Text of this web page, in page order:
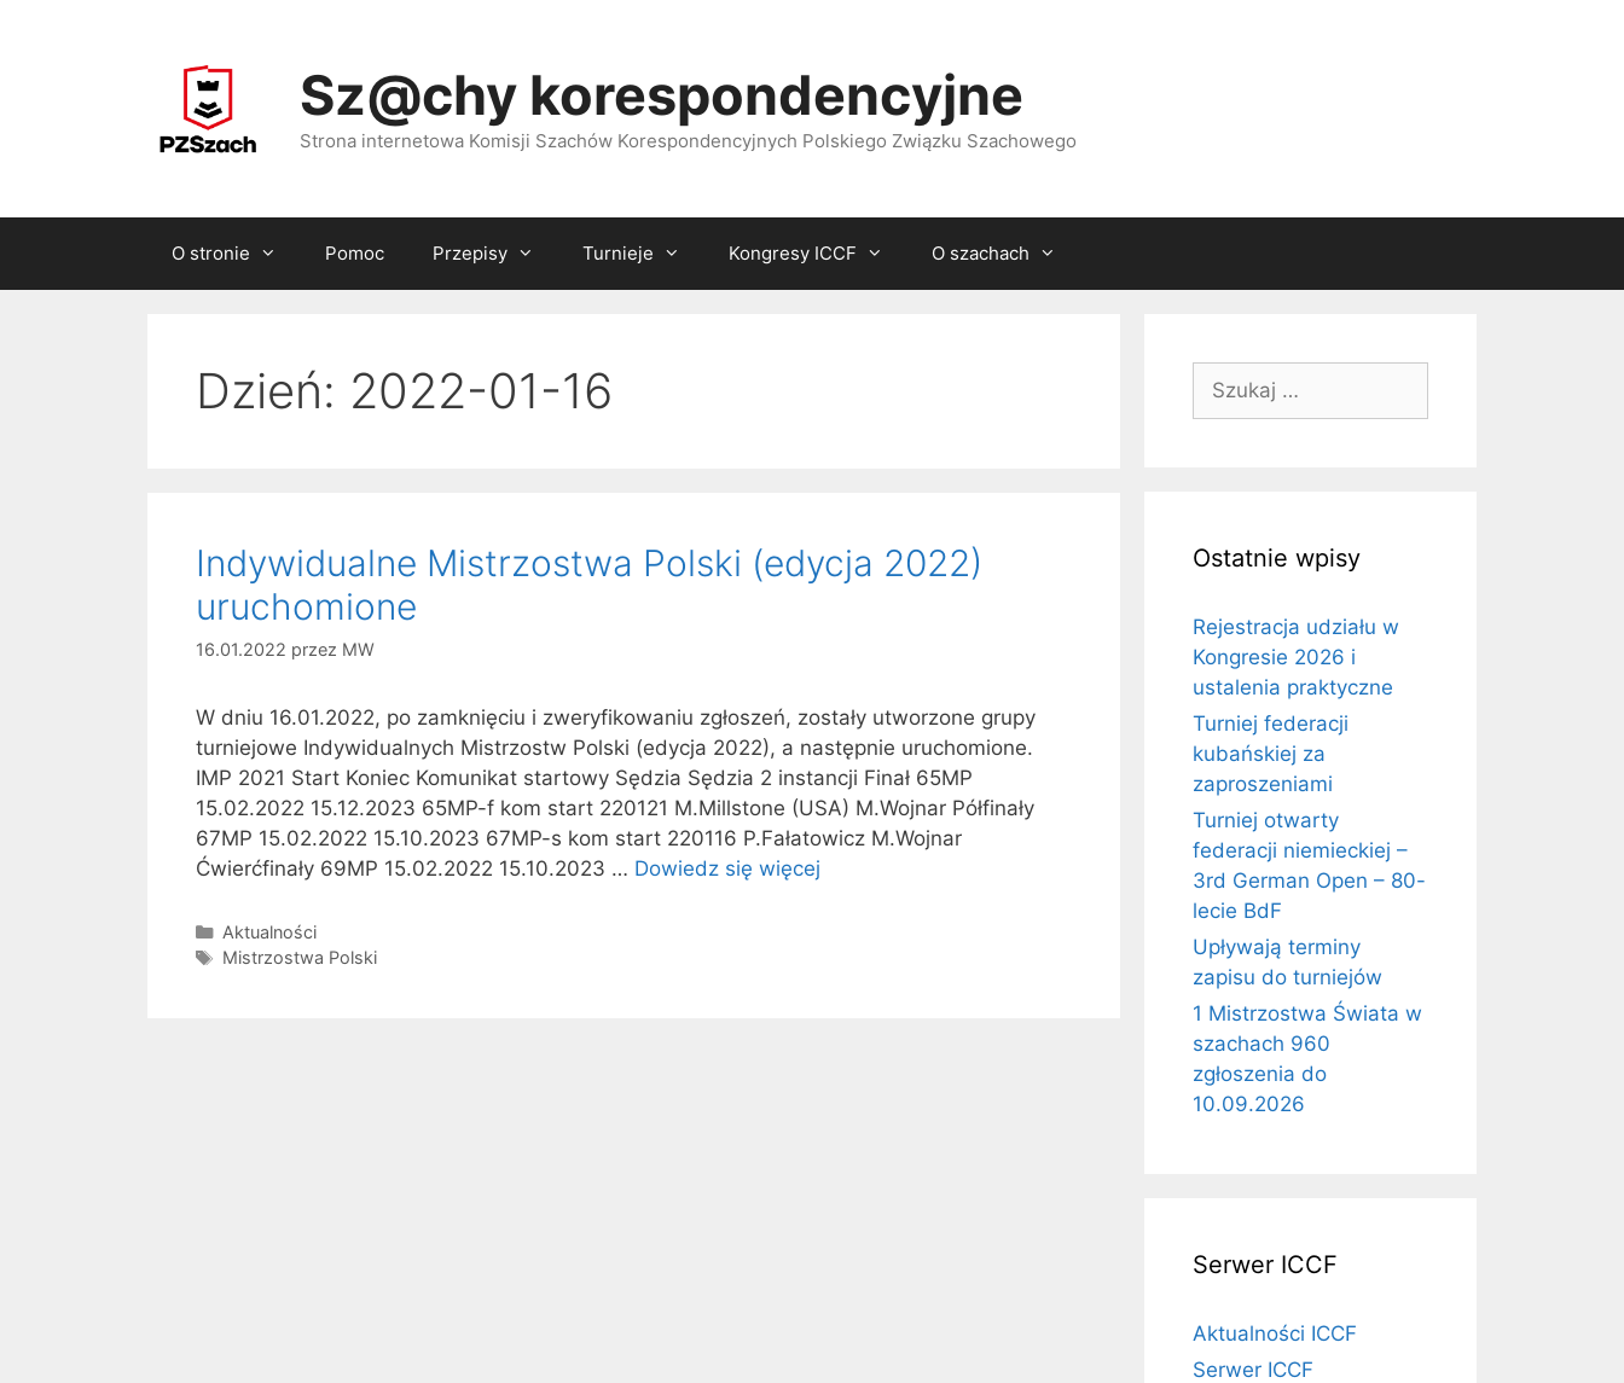
Sz@chy korespondencyjne
Strona internetowa Komisji Szachów Korespondencyjnych Polskiego Związku Szachowego
O stronie Pomoc Przepisy Turnieje Kongresy ICCF O szachach
Dzień: 2022-01-16
Indywidualne Mistrzostwa Polski (edycja 2022)
uruchomione
16.01.2022 przez MW
W dniu 16.01.2022, po zamknięciu i zweryfikowaniu zgłoszeń, zostały utworzone grupy
turniejowe Indywidualnych Mistrzostw Polski (edycja 2022), a następnie uruchomione.
IMP 2021 Start Koniec Komunikat startowy Sędzia Sędzia 2 instancji Finał 65MP
15.02.2022 15.12.2023 65MP-f kom start 220121 M.Millstone (USA) M.Wojnar Półfinały
67MP 15.02.2022 15.10.2023 67MP-s kom start 220116 P.Fałatowicz M.Wojnar
Ćwierćfinały 69MP 15.02.2022 15.10.2023 … Dowiedz się więcej
Kategorie
Aktualności
Tagi
Mistrzostwa Polski
Ostatnie wpisy
Rejestracja udziału w
Kongresie 2026 i
ustalenia praktyczne
Turniej federacji
kubańskiej za
zaproszeniami
Turniej otwarty
federacji niemieckiej –
3rd German Open – 80-
lecie BdF
Upływają terminy
zapisu do turniejów
1 Mistrzostwa Świata w
szachach 960
zgłoszenia do
10.09.2026
Serwer ICCF
Aktualności ICCF
Serwer ICCF